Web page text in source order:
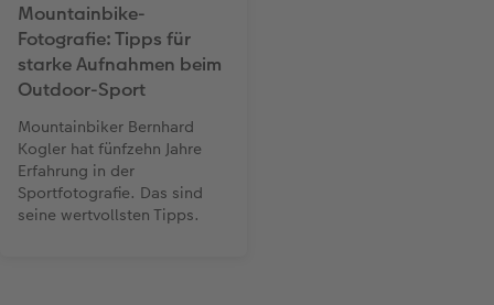
Mountainbike-
Fotografie: Tipps für
starke Aufnahmen beim
Outdoor-Sport
Mountainbiker Bernhard
Kogler hat fünfzehn Jahre
Erfahrung in der
Sportfotografie. Das sind
seine wertvollsten Tipps.